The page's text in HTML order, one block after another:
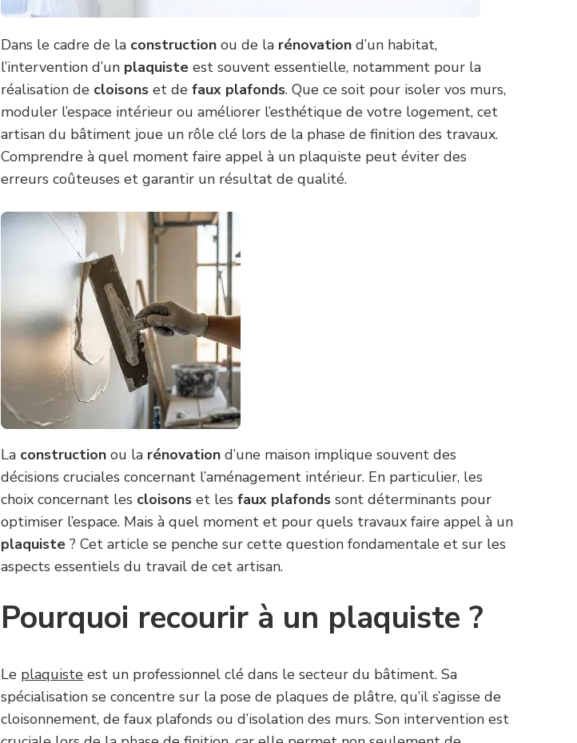
Dans le cadre de la construction ou de la rénovation d’un habitat,
l’intervention d’un plaquiste est souvent essentielle, notamment pour la
réalisation de cloisons et defaux plafonds. Que ce soit pour isoler vos murs,
moduler l’espace intérieur ou améliorer l’esthétique de votre logement, cet
artisan du bâtiment joue un rôle clé lors de la phase de finition des travaux.
Comprendre à quel moment faire appel à un plaquiste peut éviter des
erreurs coûteuses et garantir un résultat de qualité.
La construction ou la rénovation d’une maison implique souvent des
décisions cruciales concernant l’aménagement intérieur. En particulier, les
choix concernant les cloisons et lesfaux plafonds sont déterminants pour
optimiser l’espace. Mais à quel moment et pour quels travaux faire appel à un
plaquiste ? Cet article se penche sur cette question fondamentale et sur les
aspects essentiels du travail de cet artisan.
Pourquoi recourir à un plaquiste ?
Le plaquiste est un professionnel clé dans le secteur du bâtiment. Sa
spécialisation se concentre sur la pose de plaques de plâtre, qu’il s’agisse de
cloisonnement, de faux plafonds ou d’isolation des murs. Son intervention est